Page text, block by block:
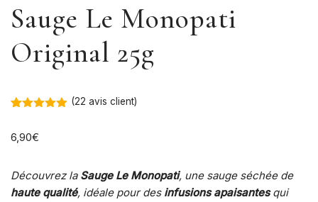
Sauge Le Monopati
Original 25g
basé sur
(22 avis client)
6,90€
Découvrez la Sauge Le Monopati, une sauge séchée de
haute qualité, idéale pour desinfusions apaisantesqui